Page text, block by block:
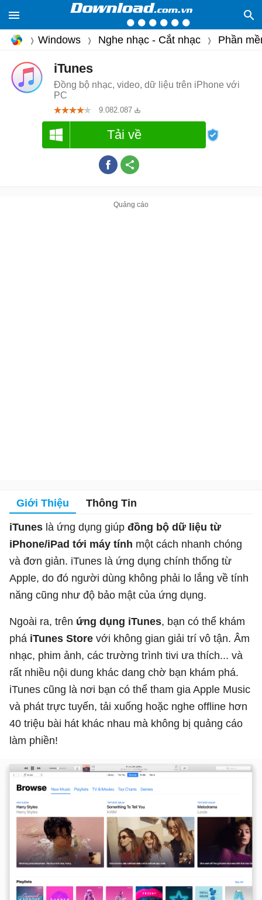
Windows Nghe nhạc - Cắt nhạc Phần
iTunes
Đồng bộ nhạc, video, dữ liệu trên iPhone với
PC
9.082.087
Tải về
Giới Thiệu Thông Tin
iTunes là ứng dụng giúp đồng bộ dữ liệu từ
iPhone/iPad tới máy tính một cách nhanh chóng
và đơn giản. iTunes là ứng dụng chính thống từ
Apple, do đó người dùng không phải lo lắng về tính
năng cũng như độ bảo mật của ứng dụng.
Ngoài ra, trên ứng dụng iTunes, bạn có thể khám
phá iTunes Store với không gian giải trí vô tận. Âm
nhạc, phim ảnh, các trường trình tivi ưa thích... và
rất nhiều nội dung khác dang chờ bạn khám phá.
iTunes cũng là nơi bạn có thể tham gia Apple Music
và phát trực tuyến, tải xuống hoặc nghe offline hơn
40 triệu bài hát khác nhau mà không bị quảng cáo
làm phiền!